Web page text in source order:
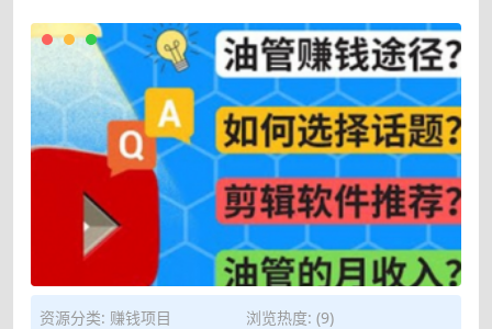
资源分类: 赚钱项目
浏览热度: (9)